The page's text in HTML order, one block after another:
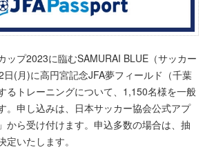
ップ2023に臨むSAMURAI BLUE（サッカー
日(月)に高円宮記念JFA夢フィールド（千葉
るトレーニングについて、1,150名様を一般
。申し込みは、日本サッカー協会公式アプ
から受け付けます。申込多数の場合は、抽
いたします。